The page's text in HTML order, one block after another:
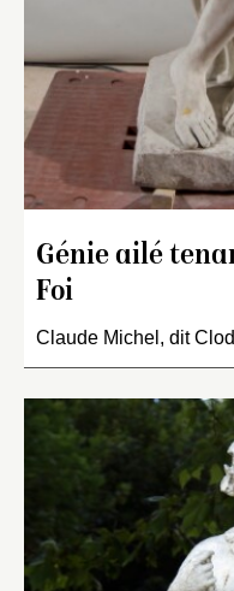
Génie ailé
Foi
Claude Michel, dit